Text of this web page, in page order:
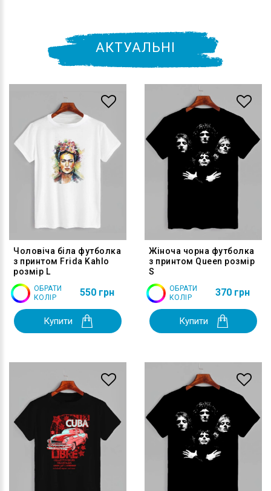
АКТУАЛЬНІ
Чоловіча біла футболка
з принтом Frida Kahlo
розмір L
ОБРАТИ
КОЛІР
550 грн
Купити
Жіноча чорна футболка
з принтом Queen розмір
S
ОБРАТИ
КОЛІР
370 грн
Купити